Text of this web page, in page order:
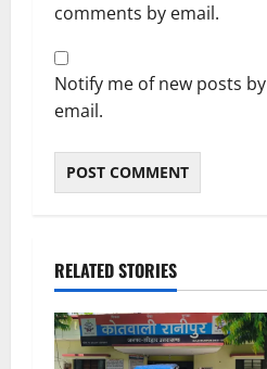
comments by email.
Notify me of new posts by
email.
RELATED STORIES